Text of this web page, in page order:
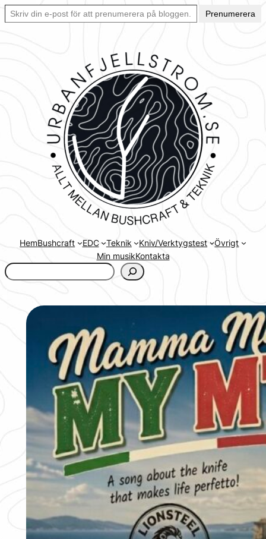
Hoppa
Skriv din e-post för att prenumerera på bloggen… Ett enkelt sätt att hålla sig uppdaterad automatiskt.
Prenumerera
HemBushcraft EDC Teknik Kniv/Verktygstest
Övrigt
Min musikKontakta
www.urbanfjellstrom.se/jamforelselistan/